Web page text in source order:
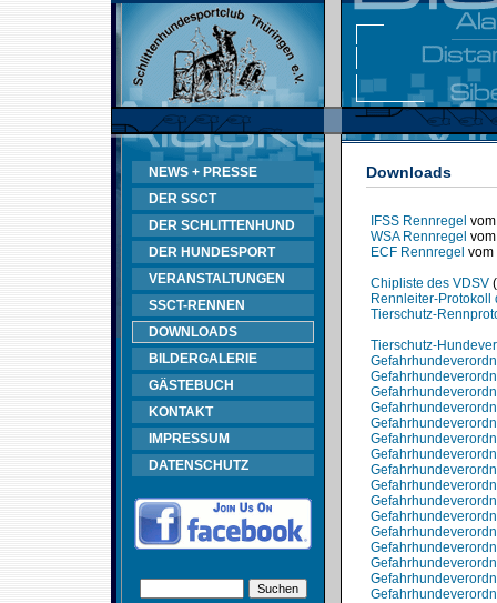
NEWS + PRESSE
DER SSCT
DER SCHLITTENHUND
DER HUNDESPORT
VERANSTALTUNGEN
SSCT-RENNEN
DOWNLOADS
BILDERGALERIE
GÄSTEBUCH
KONTAKT
IMPRESSUM
DATENSCHUTZ
Downloads
IFSS Rennregel
WSA Rennregel
ECF Rennregel vom
Chipliste des VDSV
Rennleiter-Protokoll
Tierschutz-
Tierschutz-